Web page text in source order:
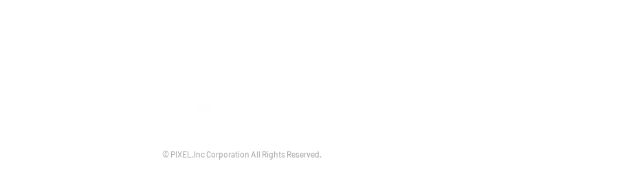
© PIXEL.Inc Corporation All Rights Reserved.